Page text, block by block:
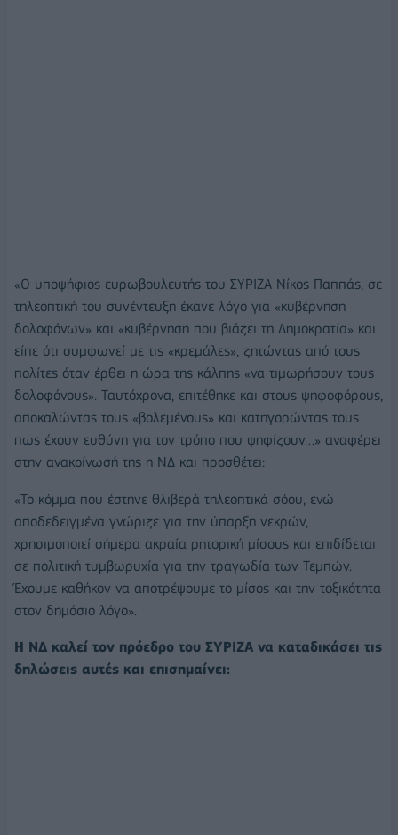
«Ο υποψήφιος ευρωβουλευτής του ΣΥΡΙΖΑ Νίκος Παππάς, σε
τηλεοπτική του συνέντευξη έκανε λόγο για «κυβέρνηση
δολοφόνων» και «κυβέρνηση που βιάζει τη Δημοκρατία» και
είπε ότι συμφωνεί με τις «κρεμάλες», ζητώντας από τους
πολίτες όταν έρθει η ώρα της κάλπης «να τιμωρήσουν τους
δολοφόνους». Ταυτόχρονα, επιτέθηκε και στους ψηφοφόρους,
αποκαλώντας τους «βολεμένους» και κατηγορώντας τους
πως έχουν ευθύνη για τον τρόπο που ψηφίζουν…» αναφέρει
στην ανακοίνωσή της η ΝΔ και προσθέτει:
«Το κόμμα που έστηνε θλιβερά τηλεοπτικά σόου, ενώ
αποδεδειγμένα γνώριζε για την ύπαρξη νεκρών,
χρησιμοποιεί σήμερα ακραία ρητορική μίσους και επιδίδεται
σε πολιτική τυμβωρυχία για την τραγωδία των Τεμπών.
Έχουμε καθήκον να αποτρέψουμε το μίσος και την τοξικότητα
στον δημόσιο λόγο».
Η ΝΔ καλεί τον πρόεδρο του ΣΥΡΙΖΑ να καταδικάσει τις
δηλώσεις αυτές και επισημαίνει: